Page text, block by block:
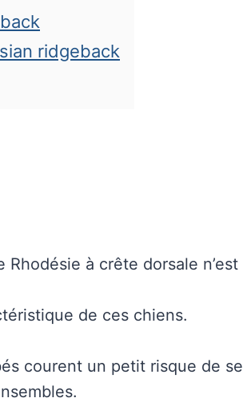
ridgeback
à crête dorsale n’est
de ces chiens.
courent un petit risque de se